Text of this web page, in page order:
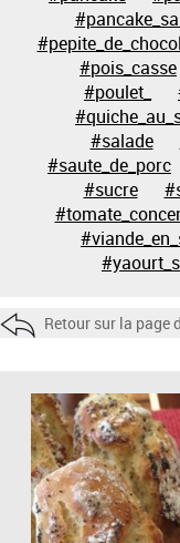
#pois_casse
#poulet_
#salade
#saute_de_porc
#sucre
Retour sur la page